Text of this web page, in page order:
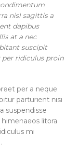
nisl sagittis a
dapibus
at a nec
suscipit
ridiculus proin
per a neque
parturient nisi
suspendisse
litora
mi